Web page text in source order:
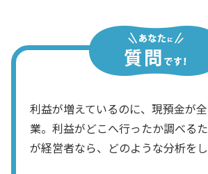
利益が増えているのに、現預金が
業。利益がどこへ行ったか調べる
が経営者なら、どのような分析を